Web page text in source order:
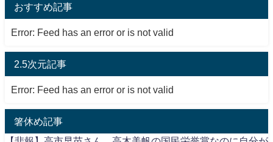
おすすめ記事
Error: Feed has an error or is not valid
2.5次元記事
Error: Feed has an error or is not valid
箸休め記事